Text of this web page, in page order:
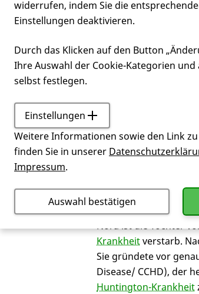
die
Das war schon ein
Kleff, Detlev Hoegen
Vorsitzende
besonderen Relase-
Nora ist die Tochter
Krankheitverstarb.
Sie gründete vor
Disease/ CCHD), der
Huntington-Krankheit
widerrufen, indem Sie die
Einstellungen deaktivieren.
Durch das Klicken auf den Button
Ihre Auswahl der Cookie-Kategorien
selbst festlegen.
Einstellungen
Weitere Informationen sowie den Link
finden Sie in unserer
Impressum.
Auswahl bestätigen